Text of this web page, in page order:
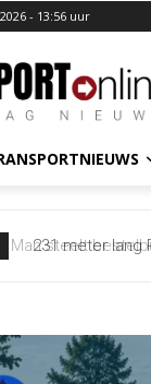
- 13:56 uur
231 meter lang